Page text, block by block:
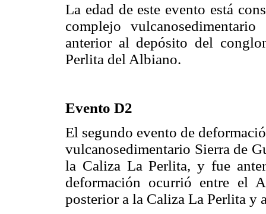
La edad de este evento está
complejo
anterior al depósito del
Perlita del Albiano.
Evento D2
El segundo evento de
vulcanosedimentario Sierra de
la Caliza La Perlita, y fue
deformación ocurrió entre el
posterior a la Caliza La Perlita y